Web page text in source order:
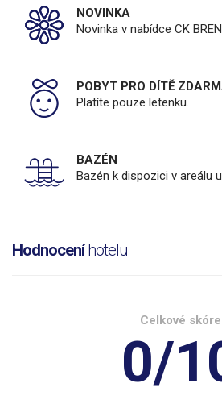
NOVINKA
Novinka v nabídce CK
POBYT PRO DÍTĚ
Platíte pouze letenku.
BAZÉN
Bazén k dispozici v areálu
Hodnoceníhotelu
Celkové skóre
0/